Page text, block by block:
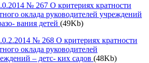
№ 267 О критериях кратности
оклада руководителей учреждений
вания детей (49Kb)
№ 268 О критериях кратности
оклада руководителей
– детс- ких садов (48Kb)